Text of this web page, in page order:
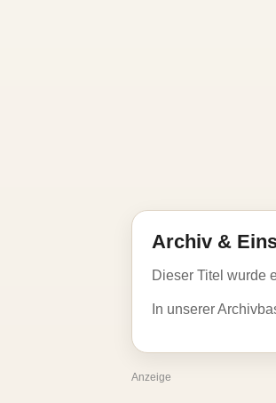
Archiv &
Dieser Titel wurde
In unserer
Anzeige